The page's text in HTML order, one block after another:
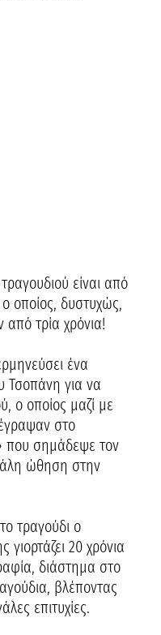
είναι από
οποίος, δυστυχώς,
τρία χρόνια!
ένα
Τσοπάνη για να
ο οποίος μαζί με
στο
που σημάδεψε τον
ώθηση στην
τραγούδι ο
20 χρόνια
διάστημα στο
βλέποντας
επιτυχίες.